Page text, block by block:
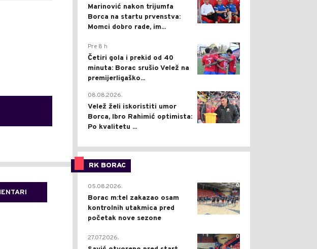
Marinović nakon trijumfa
Borca na startu prvenstva:
Momci dobro rade, im...
3
Pre 8 h
Četiri gola i prekid od 40
minuta: Borac srušio Velež na
premijerligaško...
0
08.08.2026.
Velež želi iskoristiti umor
Borca, Ibro Rahimić optimista:
Po kvalitetu ...
RK BORAC
0
05.08.2026.
Borac m:tel zakazao osam
kontrolnih utakmica pred
početak nove sezone
0
27.07.2026.